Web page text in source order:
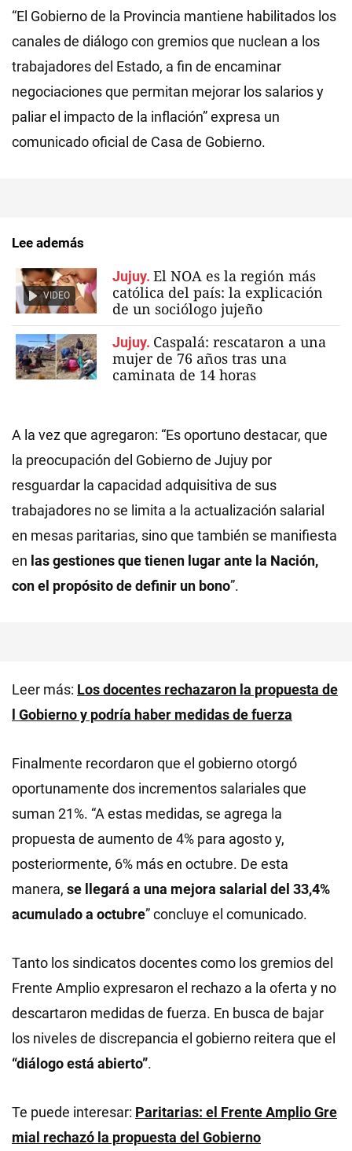
“El Gobierno de la Provincia mantiene habilitados los
canales de diálogo con gremios que nuclean a los
trabajadores del Estado, a fin de encaminar
negociaciones que permitan mejorar los salarios y
paliar el impacto de la inflación” expresa un
comunicado oficial de Casa de Gobierno.
Lee además
VIDEO
Jujuy. El NOA es la región más
católica del país: la explicación
de un sociólogo jujeño
Jujuy. Caspalá: rescataron a una
mujer de 76 años tras una
caminata de 14 horas
A la vez que agregaron: “Es oportuno destacar, que
la preocupación del Gobierno de Jujuy por
resguardar la capacidad adquisitiva de sus
trabajadores no se limita a la actualización salarial
en mesas paritarias, sino que también se manifiesta
en las gestiones que tienen lugar ante la Nación,
con el propósito de definir un bono”.
Leer más: Los docentes rechazaron la propuesta de
l Gobierno y podría haber medidas de fuerza
Finalmente recordaron que el gobierno otorgó
oportunamente dos incrementos salariales que
suman 21%. “A estas medidas, se agrega la
propuesta de aumento de 4% para agosto y,
posteriormente, 6% más en octubre. De esta
manera, se llegará a una mejora salarial del 33,4%
acumulado a octubre” concluye el comunicado.
Tanto los sindicatos docentes como los gremios del
Frente Amplio expresaron el rechazo a la oferta y no
descartaron medidas de fuerza. En busca de bajar
los niveles de discrepancia el gobierno reitera que el
“diálogo está abierto”.
Te puede interesar: Paritarias: el Frente Amplio Gre
mial rechazó la propuesta del Gobierno